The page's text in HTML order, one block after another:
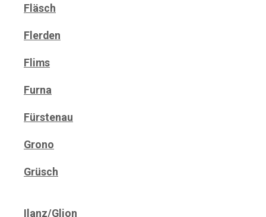
Fläsch
Flerden
Flims
Furna
Fürstenau
Grono
Grüsch
Ilanz/Glion